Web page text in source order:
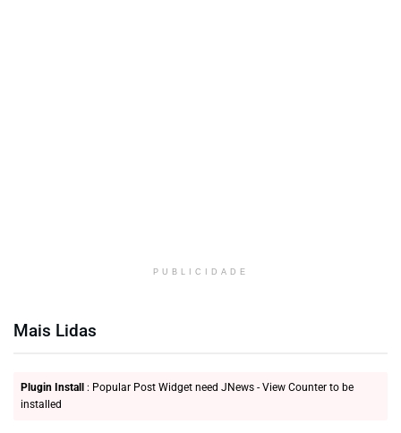
PUBLICIDADE
Mais Lidas
Plugin Install : Popular Post Widget need JNews - View Counter to be
installed